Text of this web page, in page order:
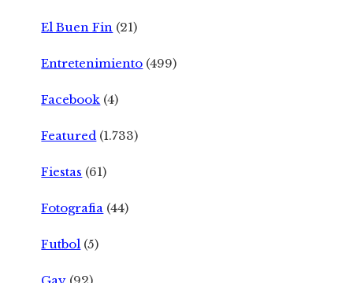
El Buen Fin (21)
Entretenimiento (499)
Facebook (4)
Featured (1.733)
Fiestas (61)
Fotografia (44)
Futbol (5)